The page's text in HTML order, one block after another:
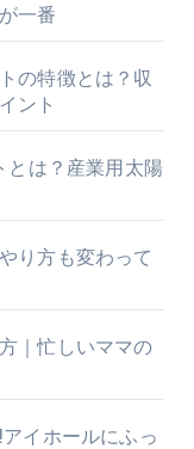
一番
の特徴とは？収
ント
とは？産業用太陽
り方も変わって
｜忙しいママの
イホールにふっ